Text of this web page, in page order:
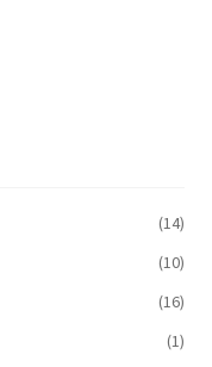
(14)
(10)
(16)
(1)